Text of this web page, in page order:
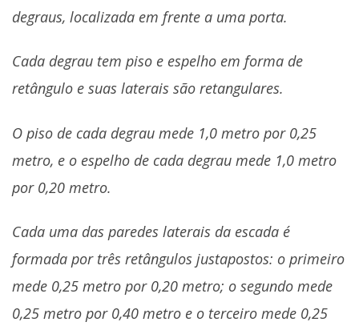
degraus, localizada em frente a uma porta.
Cada degrau tem piso e espelho em forma de
retângulo e suas laterais são retangulares.
O piso de cada degrau mede 1,0 metro por 0,25
metro, e o espelho de cada degrau mede 1,0 metro
por 0,20 metro.
Cada uma das paredes laterais da escada é
formada por três retângulos justapostos: o primeiro
mede 0,25 metro por 0,20 metro; o segundo mede
0,25 metro por 0,40 metro e o terceiro mede 0,25